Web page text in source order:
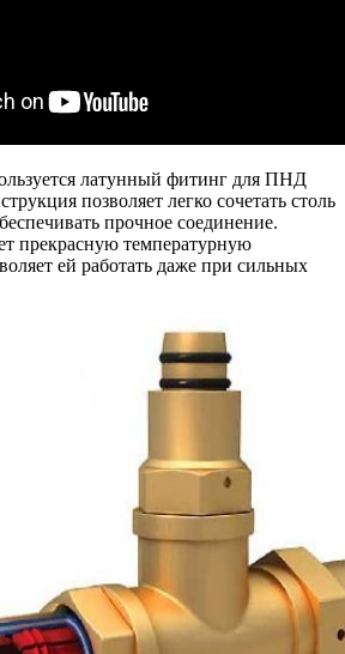
латунный фитинг для ПНД
позволяет легко сочетать столь
прочное соединение.
прекрасную температурную
ей работать даже при сильных